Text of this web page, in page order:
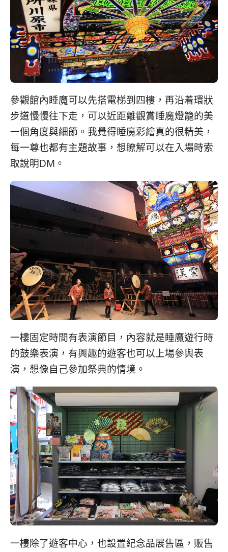
參觀館內睡魔可以先搭電梯到四樓，再沿着環狀
步道慢慢往下走，可以近距離觀賞睡魔燈籠的美
一個角度與細節。我覺得睡魔彩繪真的很精美，
每一尊也都有主題故事，想瞭解可以在入場時索
取說明DM。
一樓固定時間有表演節目，內容就是睡魔遊行時
的鼓樂表演，有興趣的遊客也可以上場參與表
演，想像自己參加祭典的情境。
一樓除了遊客中心，也設置紀念品展售區，販售